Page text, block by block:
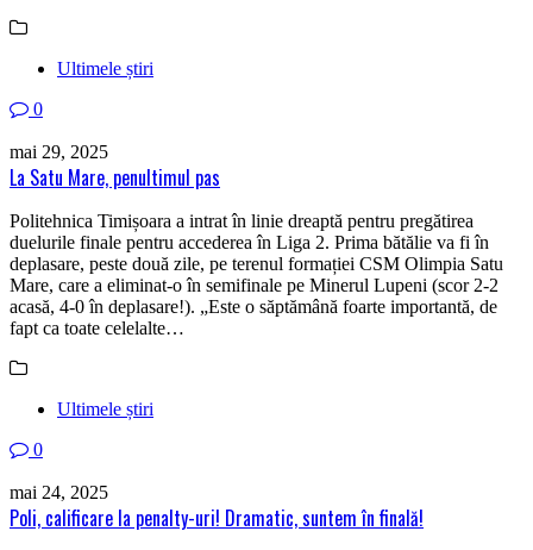
Ultimele știri
0
mai 29, 2025
La Satu Mare, penultimul pas
Politehnica Timișoara a intrat în linie dreaptă pentru pregătirea
duelurile finale pentru accederea în Liga 2. Prima bătălie va fi în
deplasare, peste două zile, pe terenul formației CSM Olimpia Satu
Mare, care a eliminat-o în semifinale pe Minerul Lupeni (scor 2-2
acasă, 4-0 în deplasare!). „Este o săptămână foarte importantă, de
fapt ca toate celelalte…
Ultimele știri
0
mai 24, 2025
Poli, calificare la penalty-uri! Dramatic, suntem în finală!